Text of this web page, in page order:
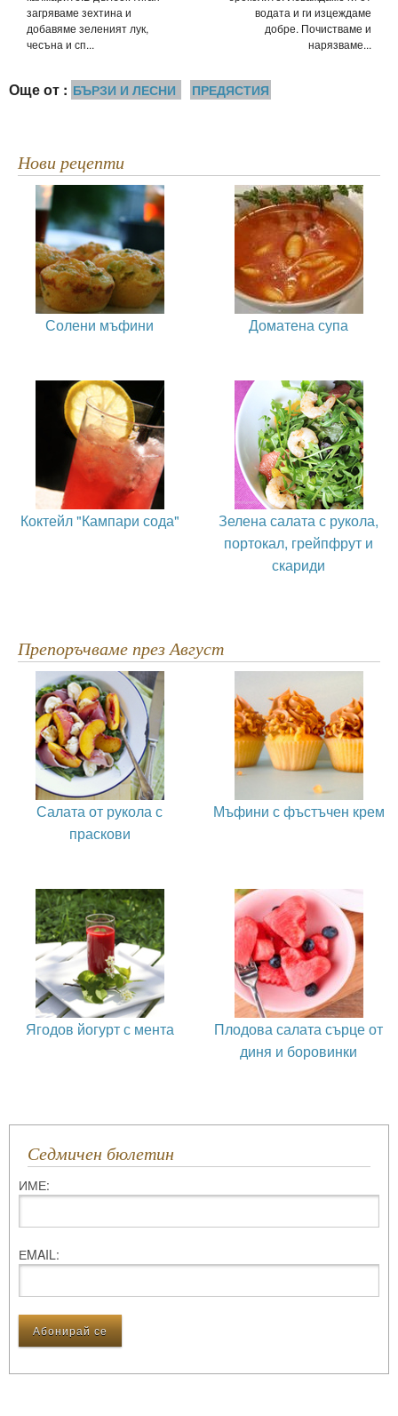
загряваме зехтина и
добавяме зеленият лук,
чесъна и сп...
водата и ги изцеждаме
добре. Почистваме и
нарязваме...
Още от : БЪРЗИ И ЛЕСНИ ПРЕДЯСТИЯ
Нови рецепти
Солени мъфини Доматена супа
Коктейл "Кампари сода"
Зелена салата с рукола,
портокал, грейпфрут и
скариди
Препоръчваме през Август
Салата от рукола с
праскови
Мъфини с фъстъчен крем
Ягодов йогурт с мента
Плодова салата сърце от
диня и боровинки
Седмичен бюлетин
ИМЕ:
ЕMAIL: